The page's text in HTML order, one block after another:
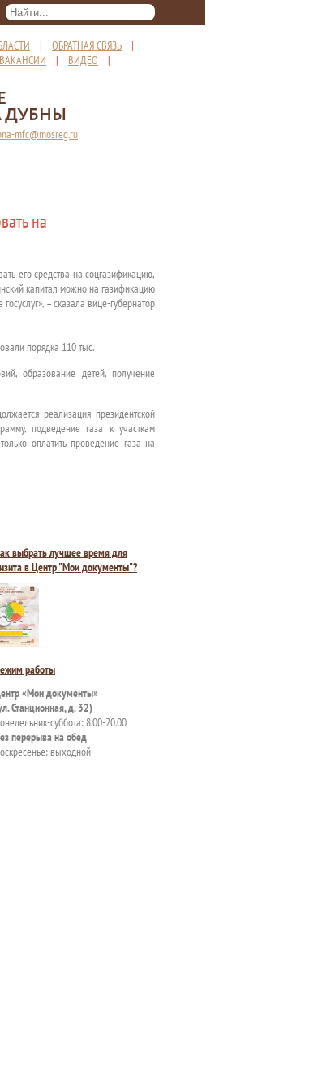
| ОБРАТНАЯ СВЯЗЬ |
ВАКАНСИИ | ВИДЕО |
mfc@mosreg.ru
на
его средства на соцгазификацию,
капитал можно на газификацию
– сказала вице-губернатор
порядка 110 тыс.
образование детей, получение
реализация президентской
подведение газа к участкам
оплатить проведение газа на
выбрать лучшее время для
в Центр "Мои документы"?
работы
«Мои документы»
Станционная, д. 32)
суббота: 8.00-20.00
перерыва на обед
выходной